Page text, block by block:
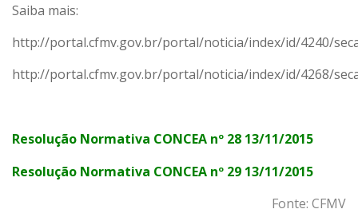
Saiba mais:
http://portal.cfmv.gov.br/portal/noticia/index/id/4240/
http://portal.cfmv.gov.br/portal/noticia/index/id/4268/
Resolução Normativa CONCEA nº 28 13/11/2015
Resolução Normativa CONCEA nº 29 13/11/2015
Fonte: CFMV